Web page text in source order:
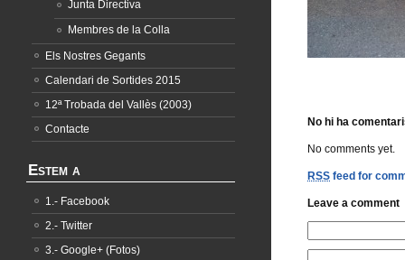
No hi ha
No comments yet.
RSS feed for
Leave a comment
Junta Directiva
Membres de la Colla
Els Nostres Gegants
Calendari de Sortides 2015
12ª Trobada del Vallès (2003)
Contacte
Estem a
1.- Facebook
2.- Twitter
3.- Google+ (Fotos)